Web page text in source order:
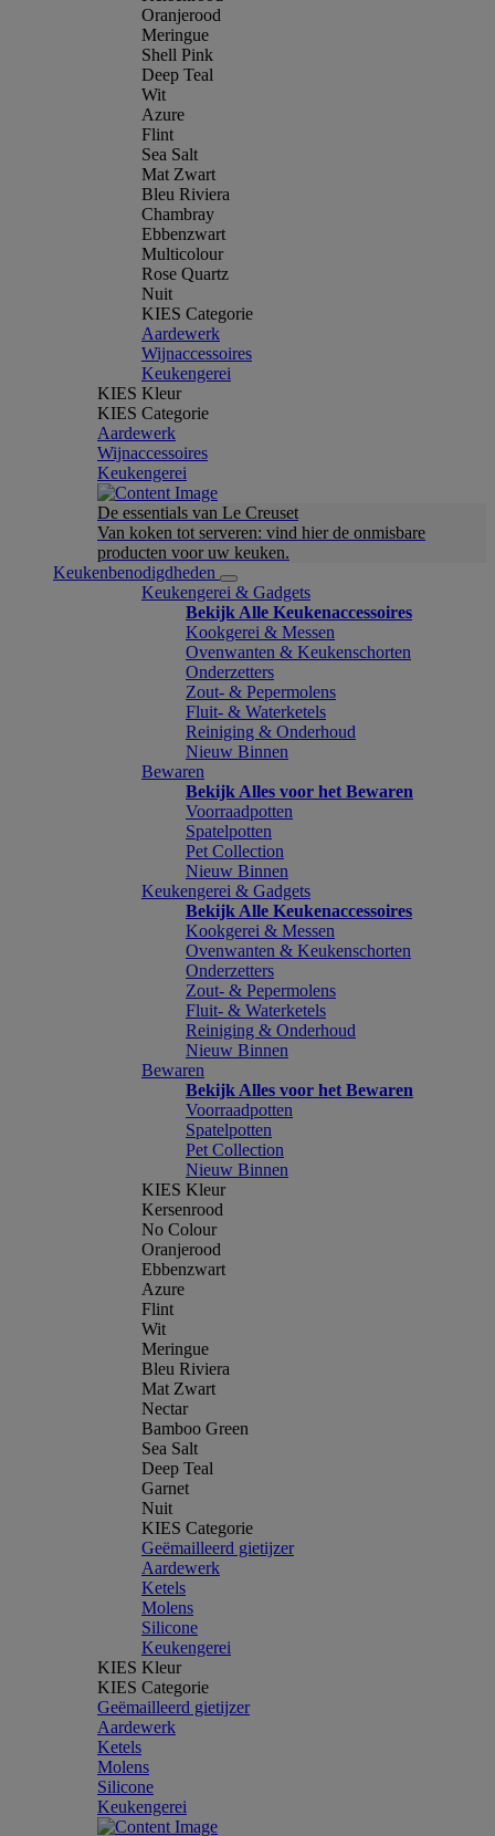
Oranjerood
Meringue
Shell Pink
Deep Teal
Wit
Azure
Flint
Sea Salt
Mat Zwart
Bleu Riviera
Chambray
Ebbenzwart
Multicolour
Rose Quartz
Nuit
KIES Categorie
Aardewerk
Wijnaccessoires
Keukengerei
KIES Kleur
KIES Categorie
Aardewerk
Wijnaccessoires
Keukengerei
De essentials van Le Creuset
Van koken tot serveren: vind hier de onmisbare
producten voor uw keuken.
Keukenbenodigdheden
Keukengerei & Gadgets
Bekijk Alle Keukenaccessoires
Kookgerei & Messen
Ovenwanten & Keukenschorten
Onderzetters
Zout- & Pepermolens
Fluit- & Waterketels
Reiniging & Onderhoud
Nieuw Binnen
Bewaren
Bekijk Alles voor het Bewaren
Voorraadpotten
Spatelpotten
Pet Collection
Nieuw Binnen
Keukengerei & Gadgets
Bekijk Alle Keukenaccessoires
Kookgerei & Messen
Ovenwanten & Keukenschorten
Onderzetters
Zout- & Pepermolens
Fluit- & Waterketels
Reiniging & Onderhoud
Nieuw Binnen
Bewaren
Bekijk Alles voor het Bewaren
Voorraadpotten
Spatelpotten
Pet Collection
Nieuw Binnen
KIES Kleur
Kersenrood
No Colour
Oranjerood
Ebbenzwart
Azure
Flint
Wit
Meringue
Bleu Riviera
Mat Zwart
Nectar
Bamboo Green
Sea Salt
Deep Teal
Garnet
Nuit
KIES Categorie
Geëmailleerd gietijzer
Aardewerk
Ketels
Molens
Silicone
Keukengerei
KIES Kleur
KIES Categorie
Geëmailleerd gietijzer
Aardewerk
Ketels
Molens
Silicone
Keukengerei